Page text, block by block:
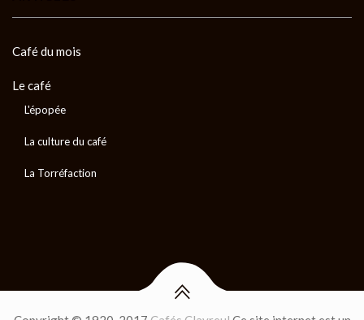
Café du mois
Le café
L'épopée
La culture du café
La Torréfaction